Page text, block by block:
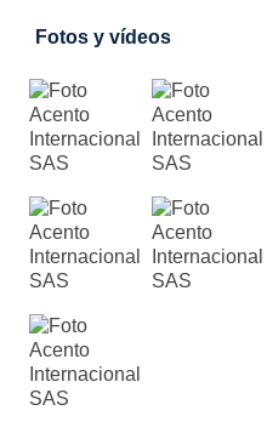
Fotos y vídeos